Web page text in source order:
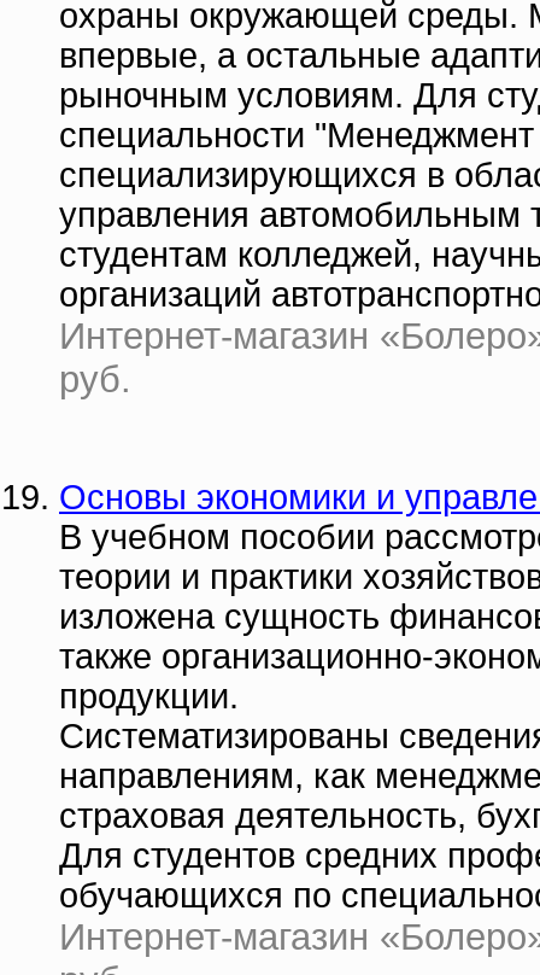
охраны окружающей среды.
впервые, а остальные
рыночным условиям. Для
специальности "Менеджмент
специализирующихся в
управления автомобильным
студентам колледжей,
организаций
Интернет-магазин
руб.
Основы экономики и
В учебном пособии
теории и практики
изложена сущность
также организационно-
продукции.
Систематизированы
направлениям, как
страховая деятельность,
Для студентов средних
обучающихся по
Интернет-магазин